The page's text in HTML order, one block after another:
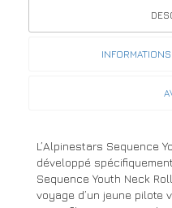
L’Alpinestars Sequence
développé
Sequence Youth Neck
voyage d’un jeune pilote